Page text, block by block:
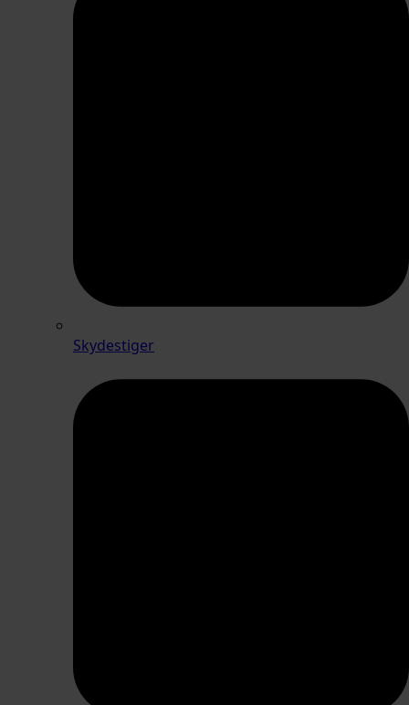
Skydestiger